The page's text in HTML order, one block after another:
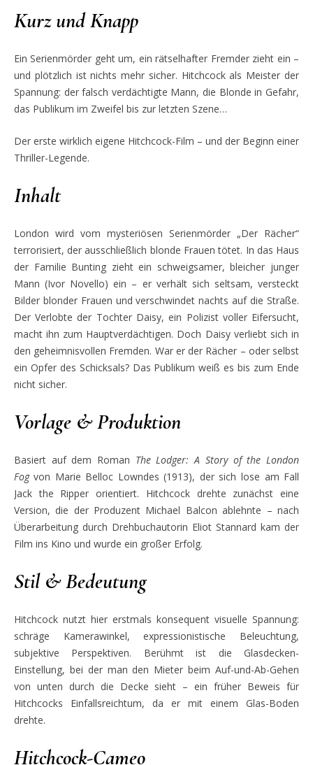
Kurz und Knapp
Ein Serienmörder geht um, ein rätselhafter Fremder zieht ein –
und plötzlich ist nichts mehr sicher. Hitchcock als Meister der
Spannung: der falsch verdächtigte Mann, die Blonde in Gefahr,
das Publikum im Zweifel bis zur letzten Szene…
Der erste wirklich eigene Hitchcock-Film – und der Beginn einer
Thriller-Legende.
Inhalt
London wird vom mysteriösen Serienmörder „Der Rächer“
terrorisiert, der ausschließlich blonde Frauen tötet. In das Haus
der Familie Bunting zieht ein schweigsamer, bleicher junger
Mann (Ivor Novello) ein – er verhält sich seltsam, versteckt
Bilder blonder Frauen und verschwindet nachts auf die Straße.
Der Verlobte der Tochter Daisy, ein Polizist voller Eifersucht,
macht ihn zum Hauptverdächtigen. Doch Daisy verliebt sich in
den geheimnisvollen Fremden. War er der Rächer – oder selbst
ein Opfer des Schicksals? Das Publikum weiß es bis zum Ende
nicht sicher.
Vorlage & Produktion
Basiert auf dem Roman The Lodger: A Story of the London
Fogvon Marie Belloc Lowndes (1913), der sich lose am Fall
Jack the Ripper orientiert. Hitchcock drehte zunächst eine
Version, die der Produzent Michael Balcon ablehnte – nach
Überarbeitung durch Drehbuchautorin Eliot Stannard kam der
Film ins Kino und wurde ein großer Erfolg.
Stil & Bedeutung
Hitchcock nutzt hier erstmals konsequent visuelle Spannung:
schräge Kamerawinkel, expressionistische Beleuchtung,
subjektive Perspektiven. Berühmt ist die Glasdecken-
Einstellung, bei der man den Mieter beim Auf-und-Ab-Gehen
von unten durch die Decke sieht – ein früher Beweis für
Hitchcocks Einfallsreichtum, da er mit einem Glas-Boden
drehte.
Hitchcock-Cameo